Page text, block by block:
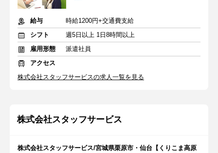
給与
時給1200円+交通費支給
シフト
週5日以上 1日8時間以上
雇用形態
派遣社員
アクセス
株式会社スタッフサービスの求人一覧を見る
株式会社スタッフサービス
株式会社スタッフサービス/宮城県栗原市・仙台【くりこま高原